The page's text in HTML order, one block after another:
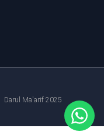
Darul Ma'arif 2025